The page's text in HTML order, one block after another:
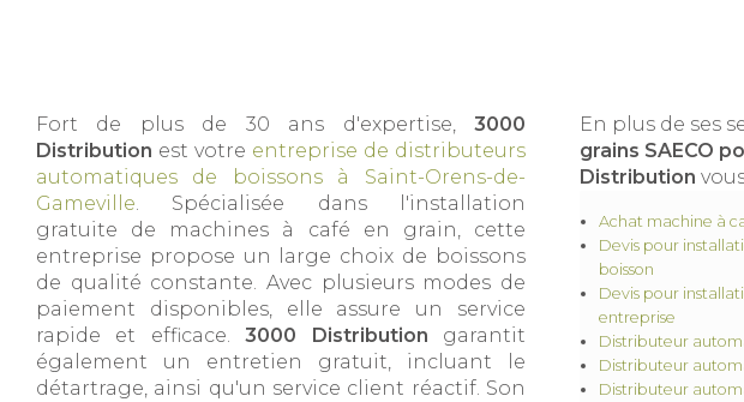
Fort de plus de 30 ans d'expertise, 3000
Distribution est votre entreprise de distributeurs
automatiques de boissons à Saint-Orens-de-
Gameville. Spécialisée dans l'installation
gratuite de machines à café en grain, cette
entreprise propose un large choix de boissons
de qualité constante. Avec plusieurs modes de
paiement disponibles, elle assure un service
rapide et efficace.3000 Distribution garantit
également un entretien gratuit, incluant le
détartrage, ainsi qu'un service client réactif. Son
En plus de ses
grains SAECO
Distribution
Achat machine à
Devis pour
boisson
Devis pour
entreprise
Distributeur
Distributeur
Distributeur